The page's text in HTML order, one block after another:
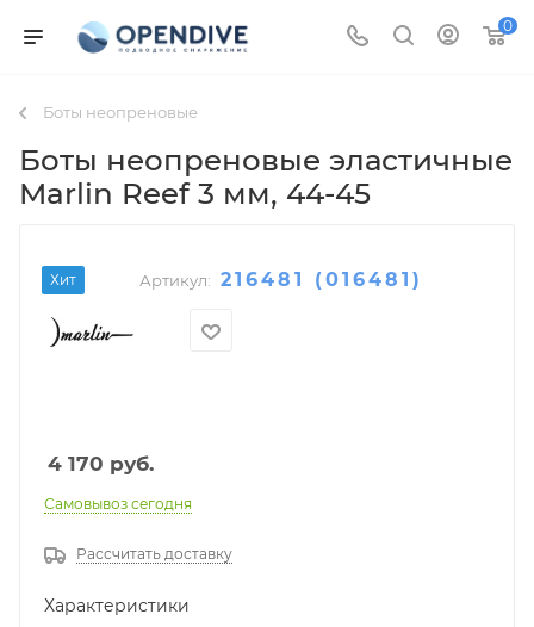
0
Боты неопреновые
Боты неопреновые эластичные
Marlin Reef 3 мм, 44-45
Хит Артикул: 216481 (016481)
4 170 руб.
Самовывоз сегодня
Рассчитать доставку
Характеристики